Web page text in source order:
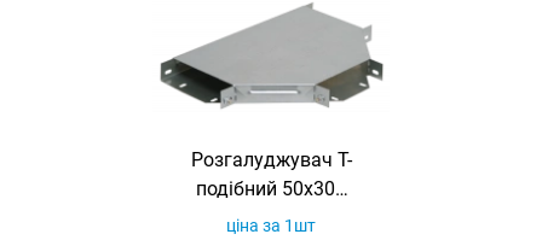
Розгалуджувач Т-
подібний 50х300
RAL (з)
ціна за 1шт